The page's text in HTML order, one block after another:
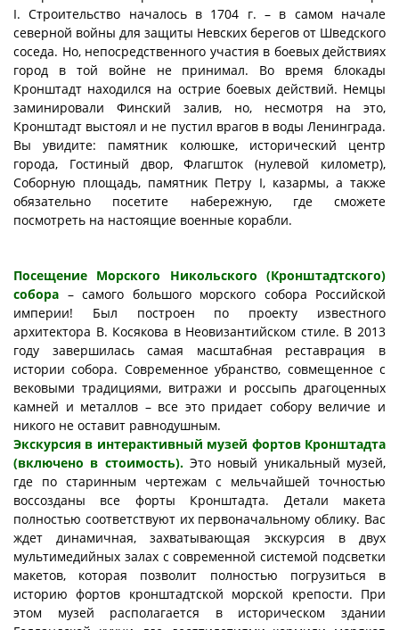
I. Строительство началось в 1704 г. – в самом начале
северной войны для защиты Невских берегов от Шведского
соседа. Но, непосредственного участия в боевых действиях
город в той войне не принимал. Во время блокады
Кронштадт находился на острие боевых действий. Немцы
заминировали Финский залив, но, несмотря на это,
Кронштадт выстоял и не пустил врагов в воды Ленинграда.
Вы увидите: памятник колюшке, исторический центр
города, Гостиный двор, Флагшток (нулевой километр),
Соборную площадь, памятник Петру I, казармы, а также
обязательно посетите набережную, где сможете
посмотреть на настоящие военные корабли.
Посещение Морского Никольского (Кронштадтского)
собора – самого большого морского собора Российской
империи! Был построен по проекту известного
архитектора В. Косякова в Неовизантийском стиле. В 2013
году завершилась самая масштабная реставрация в
истории собора. Современное убранство, совмещенное с
вековыми традициями, витражи и россыпь драгоценных
камней и металлов – все это придает собору величие и
никого не оставит равнодушным.
Экскурсия в интерактивный музей фортов Кронштадта
(включено в стоимость). Это новый уникальный музей,
где по старинным чертежам с мельчайшей точностью
воссозданы все форты Кронштадта. Детали макета
полностью соответствуют их первоначальному облику. Вас
ждет динамичная, захватывающая экскурсия в двух
мультимедийных залах с современной системой подсветки
макетов, которая позволит полностью погрузиться в
историю фортов кронштадтской морской крепости. При
этом музей располагается в историческом здании